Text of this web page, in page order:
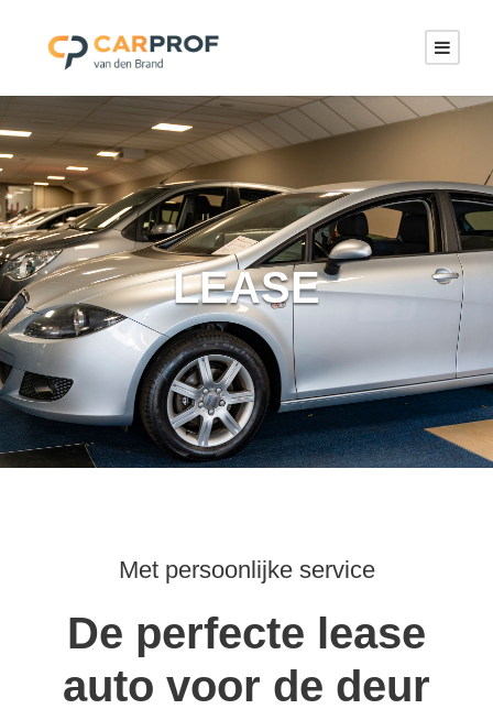
LEASE
Met persoonlijke service
De perfecte lease
auto voor de deur